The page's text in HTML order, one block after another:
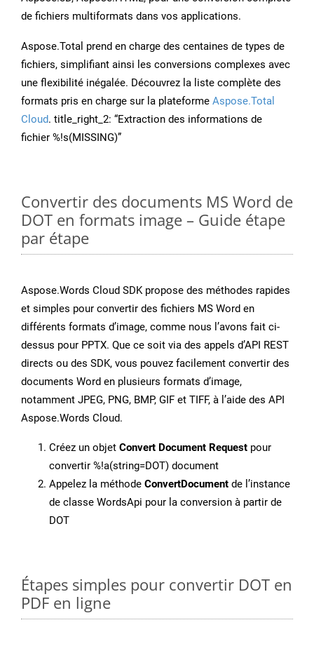
de fichiers multiformats dans vos applications.
Aspose.Total prend en charge des centaines de types de
fichiers, simplifiant ainsi les conversions complexes avec
une flexibilité inégalée. Découvrez la liste complète des
formats pris en charge sur la plateforme Aspose.Total
Cloud. title_right_2: “Extraction des informations de
fichier %!s(MISSING)”
Convertir des documents MS Word de
DOT en formats image – Guide étape
par étape
Aspose.Words Cloud SDK propose des méthodes rapides
et simples pour convertir des fichiers MS Word en
différents formats d’image, comme nous l’avons fait ci-
dessus pour PPTX. Que ce soit via des appels d’API REST
directs ou des SDK, vous pouvez facilement convertir des
documents Word en plusieurs formats d’image,
notamment JPEG, PNG, BMP, GIF et TIFF, à l’aide des API
Aspose.Words Cloud.
Créez un objet Convert Document Request pour
convertir %!a(string=DOT) document
Appelez la méthode ConvertDocument de l’instance
de classe WordsApi pour la conversion à partir de
DOT
Étapes simples pour convertir DOT en
PDF en ligne